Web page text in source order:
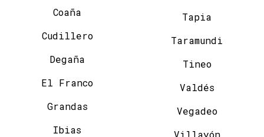
Coaña
Cudillero
Degaña
El Franco
Grandas
Ibias
Tapia
Taramundi
Tineo
Valdés
Vegadeo
Villayón